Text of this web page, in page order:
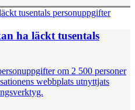
ha läckt tusentals
om 2 500 personer
webbplats utnyttjats